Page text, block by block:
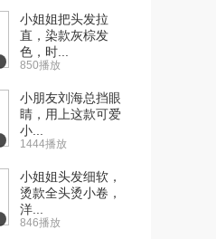
小姐姐把头发拉
直，染款灰棕发
色，时...
850播放
小朋友刘海总挡眼
睛，用上这款可爱
小...
1444播放
小姐姐头发细软，
烫款全头烫小卷，
洋...
846播放